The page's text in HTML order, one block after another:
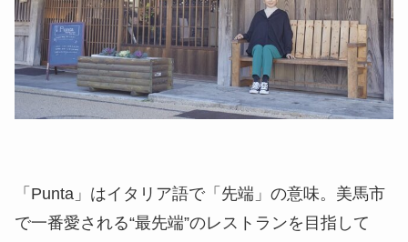
「Punta」はイタリア語で「先端」の意味。美馬市
で一番愛される“最先端”のレストランを目指して